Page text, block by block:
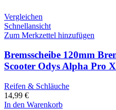
Vergleichen
Schnellansicht
Zum Merkzettel hinzufügen
Bremsscheibe 120mm
Scooter Odys Alpha Pro
Reifen & Schläuche
14,99 €
In den Warenkorb